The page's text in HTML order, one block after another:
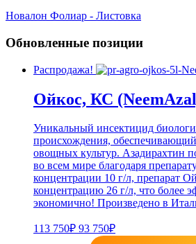
Новалон Фолиар - Листовка
Обновленные позиции
Распродажа!
Ойкос, КС
Уникальный инсектицид
происхождения,
овощных культур. Азадирахтин
во всем мире благодаря
концентрации 10 г/л, препарат
концентрацию 26 г/л, что более
экономично! Произведено в
113 750₽ 93 750₽